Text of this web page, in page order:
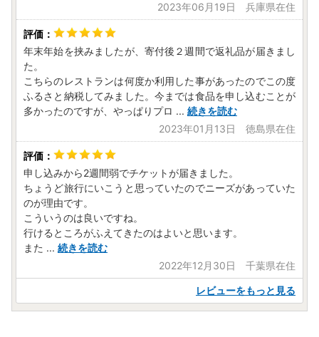
2023年06月19日 兵庫県在住
年末年始を挟みましたが、寄付後２週間で返礼品が届きまし
た。
こちらのレストランは何度か利用した事があったのでこの度
ふるさと納税してみました。今までは食品を申し込むことが
多かったのですが、やっぱりプロ ... 続きを読む
2023年01月13日 徳島県在住
申し込みから2週間弱でチケットが届きました。
ちょうど旅行にいこうと思っていたのでニーズがあっていた
のが理由です。
こういうのは良いですね。
行けるところがふえてきたのはよいと思います。
また ... 続きを読む
2022年12月30日 千葉県在住
レビューをもっと見る